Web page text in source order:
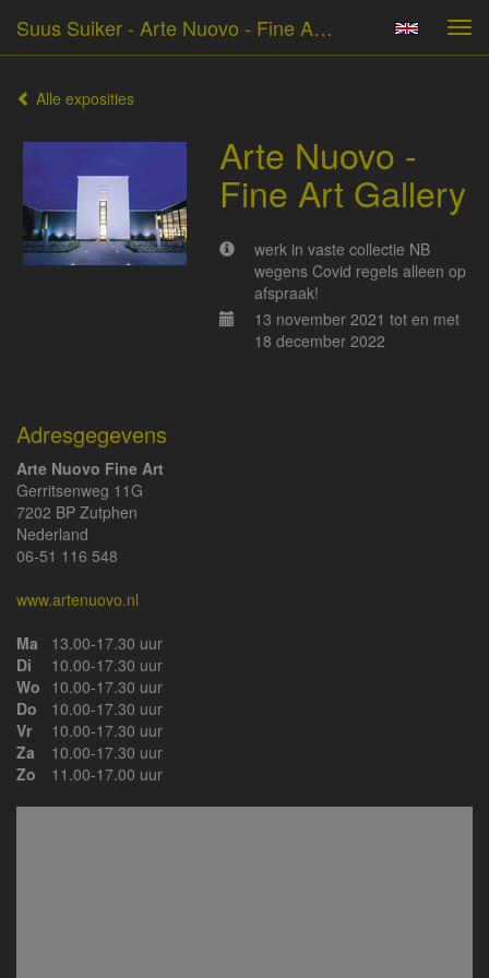
Suus Suiker - Arte Nuovo - Fine Art Gallery
Alle exposities
Arte Nuovo -
Fine Art Gallery
werk in vaste collectie NB
wegens Covid regels alleen op
afspraak!
13 november 2021 tot en met
18 december 2022
Adresgegevens
Arte Nuovo Fine Art
Gerritsenweg 11G
7202 BP Zutphen
Nederland
06-51 116 548
www.artenuovo.nl
Ma
13.00-17.30 uur
Di
10.00-17.30 uur
Wo 10.00-17.30 uur
Do
10.00-17.30 uur
Vr
10.00-17.30 uur
Za
10.00-17.30 uur
Zo
11.00-17.00 uur